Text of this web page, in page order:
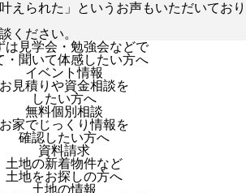
えられた」というお声もいただいており
ください。
は見学会・勉強会などで
・聞いて体感したい方へ
イベント情報
お見積りや資金相談を
したい方へ
無料個別相談
お家でじっくり情報を
確認したい方へ
資料請求
土地の新着物件など
土地をお探しの方へ
土地の情報